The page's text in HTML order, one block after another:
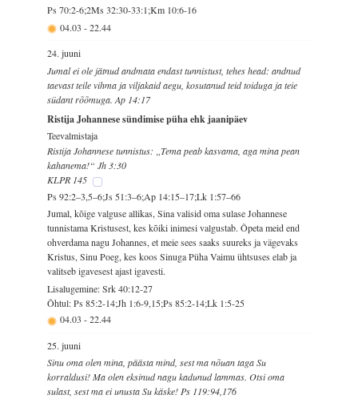
Ps 70:2-6;2Ms 32:30-33:1;Km 10:6-16
04.03 -22.44
24. juuni
Jumal ei ole jätnud andmata endast tunnistust, tehes head: andnud
taevast teile vihma ja viljakaid aegu, kosutanud teid toiduga ja teie
südant rõõmuga. Ap 14:17
Ristija Johannese sündimise püha ehk jaanipäev
Teevalmistaja
Ristija Johannese tunnistus: „Tema peab kasvama, aga mina pean
kahanema!“ Jh 3:30
KLPR 145
Ps 92:2–3,5–6;Js 51:3–6;Ap 14:15–17;Lk 1:57–66
Jumal, kõige valguse allikas, Sina valisid oma sulase Johannese
tunnistama Kristusest, kes kõiki inimesi valgustab. Õpeta meid end
ohverdama nagu Johannes, et meie sees saaks suureks ja vägevaks
Kristus, Sinu Poeg, kes koos Sinuga Püha Vaimu ühtsuses elab ja
valitseb igavesest ajast igavesti.
Lisalugemine: Srk 40:12-27
Õhtul: Ps 85:2-14;Jh 1:6-9,15;Ps 85:2-14;Lk 1:5-25
04.03 -22.44
25. juuni
Sinu oma olen mina, päästa mind, sest ma nõuan taga Su
korraldusi! Ma olen eksinud nagu kadunud lammas. Otsi oma
sulast, sest ma ei unusta Su käske! Ps 119:94,176